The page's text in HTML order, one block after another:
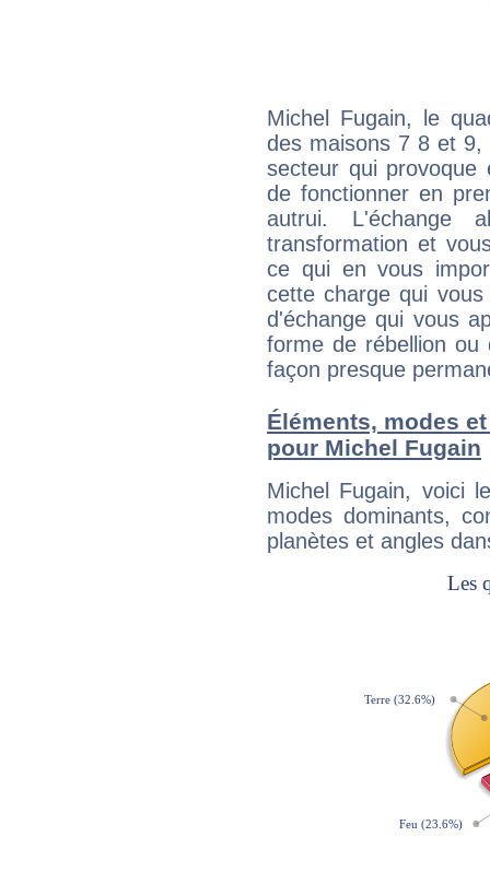
Michel Fugain, le
des maisons 7 8 et
secteur qui provoque
de fonctionner en
autrui. L'échange
transformation et
ce qui en vous
cette charge qui
d'échange qui vous
forme de rébellion ou
façon presque
Éléments, modes
pour Michel Fugain
Michel Fugain, voici
modes dominants,
planètes et angles